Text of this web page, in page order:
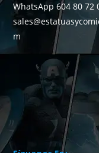
WhatsApp 604 80 72
m